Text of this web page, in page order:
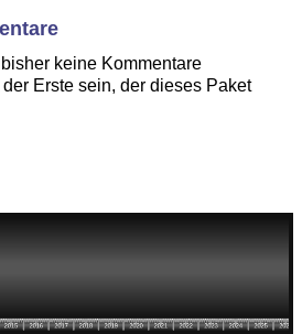
keine Kommentare
Erste sein, der dieses Paket